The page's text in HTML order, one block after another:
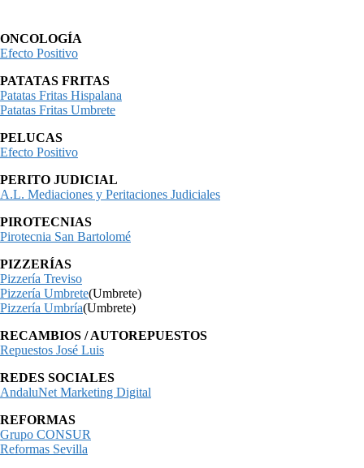
ONCOLOGÍA
Efecto Positivo
PATATAS FRITAS
Patatas Fritas Hispalana
Patatas Fritas Umbrete
PELUCAS
Efecto Positivo
PERITO JUDICIAL
A.L. Mediaciones y Peritaciones Judiciales
PIROTECNIAS
Pirotecnia San Bartolomé
PIZZERÍAS
Pizzería Treviso
Pizzería Umbrete(Umbrete)
Pizzería Umbría(Umbrete)
RECAMBIOS / AUTOREPUESTOS
Repuestos José Luis
REDES SOCIALES
AndaluNet Marketing Digital
REFORMAS
Grupo CONSUR
Reformas Sevilla